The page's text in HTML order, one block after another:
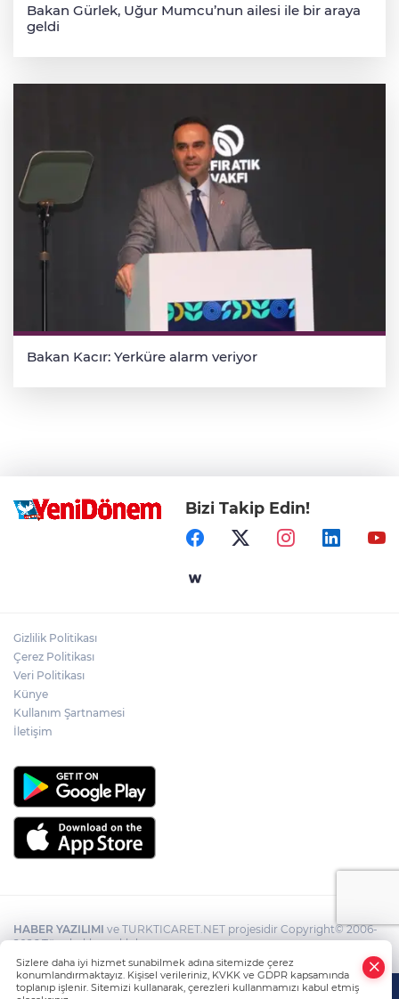
Bakan Gürlek, Uğur Mumcu’nun ailesi ile bir araya
geldi
Bakan Kacır: Yerküre alarm veriyor
Bizi Takip Edin!
Gizlilik Politikası
Çerez Politikası
Veri Politikası
Künye
Kullanım Şartnamesi
İletişim
HABER YAZILIMI ve TURKTICARET.NET projesidir Copyright© 2006-
2026 Tüm hakları saklıdır.
Sizlere daha iyi hizmet sunabilmek adına sitemizde çerez
konumlandırmaktayız. Kişisel verileriniz, KVKK ve GDPR kapsamında
toplanıp işlenir. Sitemizi kullanarak, çerezleri kullanmamızı kabul etmiş